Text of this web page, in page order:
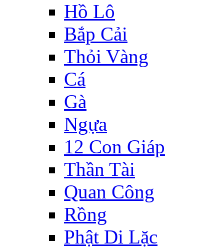
Hồ Lô
Bắp Cải
Thỏi Vàng
Cá
Gà
Ngựa
12 Con Giáp
Thần Tài
Quan Công
Rồng
Phật Di Lặc